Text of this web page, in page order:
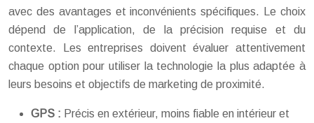
avec des avantages et inconvénients spécifiques. Le choix
dépend de l’application, de la précision requise et du
contexte. Les entreprises doivent évaluer attentivement
chaque option pour utiliser la technologie la plus adaptée à
leurs besoins et objectifs de marketing de proximité.
GPS : Précis en extérieur, moins fiable en intérieur et